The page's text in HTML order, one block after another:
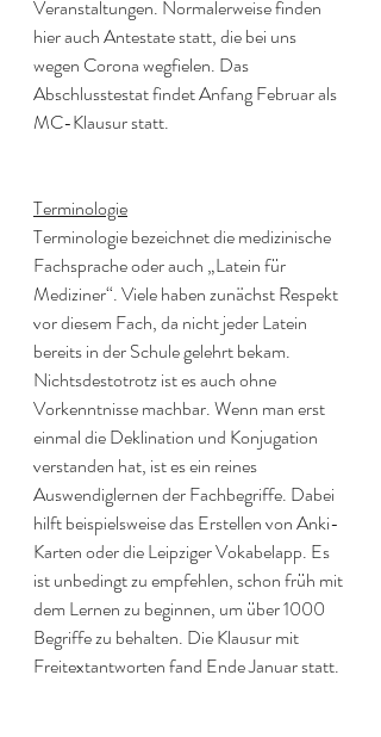
Veranstaltungen. Normalerweise finden
hier auch Antestate statt, die bei uns
wegen Corona wegfielen. Das
Abschlusstestat findet Anfang Februar als
MC-Klausur statt.
Terminologie
Terminologie bezeichnet die medizinische
Fachsprache oder auch „Latein für
Mediziner“. Viele haben zunächst Respekt
vor diesem Fach, da nicht jeder Latein
bereits in der Schule gelehrt bekam.
Nichtsdestotrotz ist es auch ohne
Vorkenntnisse machbar. Wenn man erst
einmal die Deklination und Konjugation
verstanden hat, ist es ein reines
Auswendiglernen der Fachbegriffe. Dabei
hilft beispielsweise das Erstellen von Anki-
Karten oder die Leipziger Vokabelapp. Es
ist unbedingt zu empfehlen, schon früh mit
dem Lernen zu beginnen, um über 1000
Begriffe zu behalten. Die Klausur mit
Freitextantworten fand Ende Januar statt.